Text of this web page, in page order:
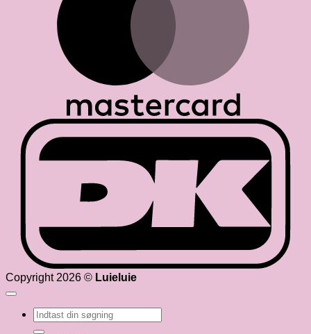
Copyright 2026 © Luieluie
Søg
efter: